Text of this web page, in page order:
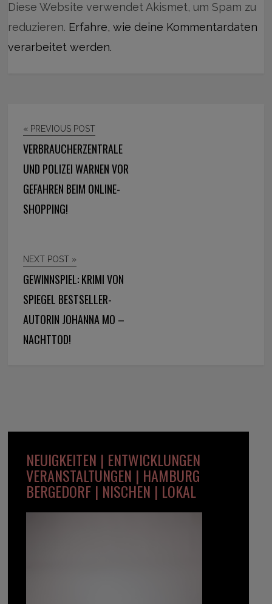
Diese Website verwendet Akismet, um Spam zu
reduzieren. Erfahre, wie deine Kommentardaten
verarbeitet werden.
« PREVIOUS POST
VERBRAUCHERZENTRALE
UND POLIZEI WARNEN VOR
GEFAHREN BEIM ONLINE-
SHOPPING!
NEXT POST »
GEWINNSPIEL: KRIMI VON
SPIEGEL BESTSELLER-
AUTORIN JOHANNA MO –
NACHTTOD!
NEUIGKEITEN | ENTWICKLUNGEN
VERANSTALTUNGEN | HAMBURG
BERGEDORF | NISCHEN | LOKAL